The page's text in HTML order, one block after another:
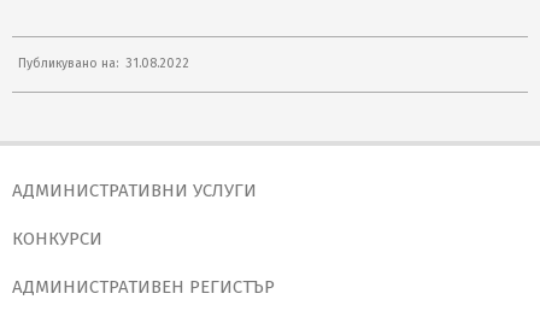
Публикувано на: 31.08.2022
АДМИНИСТРАТИВНИ УСЛУГИ
КОНКУРСИ
АДМИНИСТРАТИВЕН РЕГИСТЪР